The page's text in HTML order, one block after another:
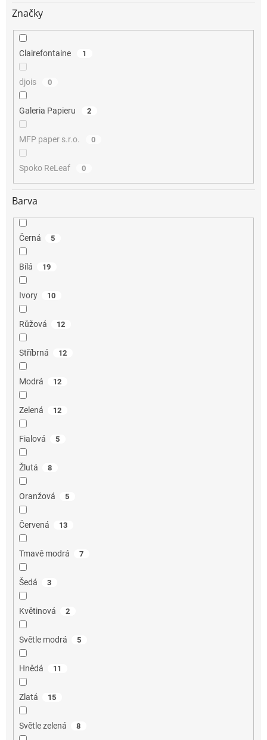
Značky
Clairefontaine 1
djois 0
Galeria Papieru 2
MFP paper s.r.o. 0
Spoko ReLeaf 0
Barva
Černá 5
Bílá 19
Ivory 10
Růžová 12
Stříbrná 12
Modrá 12
Zelená 12
Fialová 5
Žlutá 8
Oranžová 5
Červená 13
Tmavě modrá 7
Šedá 3
Květinová 2
Světle modrá 5
Hnědá 11
Zlatá 15
Světle zelená 8